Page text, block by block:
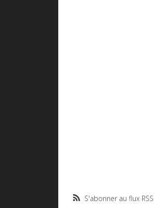
S'abonner au flux RSS